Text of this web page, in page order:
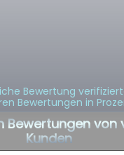
Bewertung
Bewertungen in
Bewertungen von
Kunden